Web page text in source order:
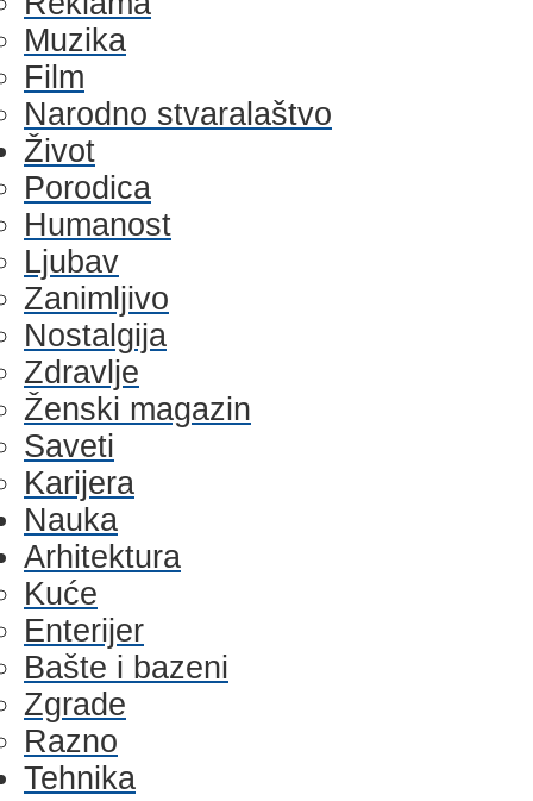
Muzika
Film
Narodno stvaralaštvo
Život
Porodica
Humanost
Ljubav
Zanimljivo
Nostalgija
Zdravlje
Ženski magazin
Saveti
Karijera
Nauka
Arhitektura
Kuće
Enterijer
Bašte i bazeni
Zgrade
Razno
Tehnika